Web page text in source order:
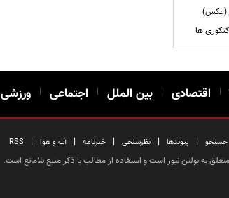
(عکس)
ها
| اقتصادی | بین الملل | اجتماعی | ورزشی
جستجو | پیوندها | نظرسنجی | خبرنامه | آب و هوا |
RSS
به بولتن نیوز است و استفاده از مطالب با ذکر منبع بلامانع است.